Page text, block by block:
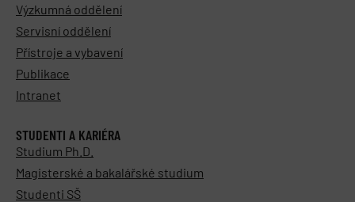
Výzkumná oddělení
Servisní oddělení
Přístroje a vybavení
Publikace
Intranet
STUDENTI A KARIÉRA
Studium Ph.D.
Magisterské a bakalářské studium
Studenti SŠ